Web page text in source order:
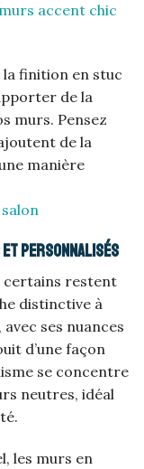
accent chic
la finition en stuc
de la
murs. Pensez
de la
manière
et personnalisés
certains restent
distinctive à
ses nuances
d’une façon
se concentre
neutres, idéal
les murs en